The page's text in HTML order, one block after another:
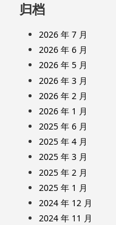
归档
2026 年 7 月
2026 年 6 月
2026 年 5 月
2026 年 3 月
2026 年 2 月
2026 年 1 月
2025 年 6 月
2025 年 4 月
2025 年 3 月
2025 年 2 月
2025 年 1 月
2024 年 12 月
2024 年 11 月